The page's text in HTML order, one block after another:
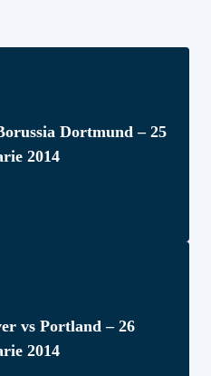
Dortmund – 25
2014
vs Portland – 26
2014